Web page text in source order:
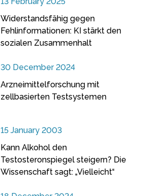
Widerstandsfähig gegen
Fehlinformationen: KI stärkt den
sozialen Zusammenhalt
30 December 2024
Arzneimittelforschung mit
zellbasierten Testsystemen
15 January 2003
Kann Alkohol den
Testosteronspiegel steigern? Die
Wissenschaft sagt: „Vielleicht“